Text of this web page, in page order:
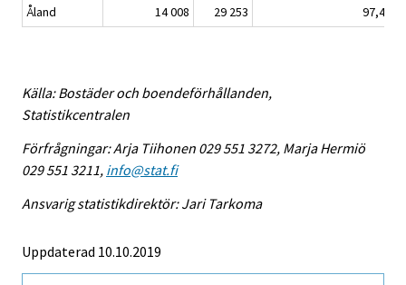
Åland
14 008 29 253 97,4
Källa: Bostäder och boendeförhållanden,
Statistikcentralen
Förfrågningar: Arja Tiihonen 029 551 3272, Marja Hermiö
029 551 3211, info@stat.fi
Ansvarig statistikdirektör: Jari Tarkoma
Uppdaterad 10.10.2019